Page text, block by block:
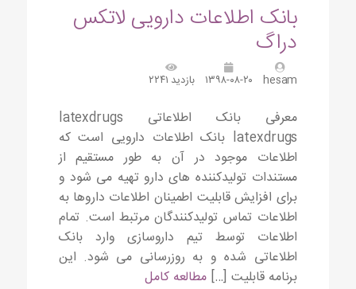
بانک اطلاعات دارویی لاتکس
دراگ
hesam ۱۳۹۸-۰۸-۲۰ بازدید ۲۲۴۱
معرفی بانک اطلاعاتی latexdrugs
latexdrugs بانک اطلاعات دارویی است که
اطلاعات موجود در آن به طور مستقیم از
مستندات تولیدکننده های دارو تهیه می شود و
برای افزایش قابلیت اطمینان اطلاعات داروها به
اطلاعات تماس تولیدکنندگان مرتبط است. تمام
اطلاعات توسط تیم داروسازی وارد بانک
اطلاعاتی شده و به روزرسانی می شود. این
برنامه قابلیت […] مطالعه کامل